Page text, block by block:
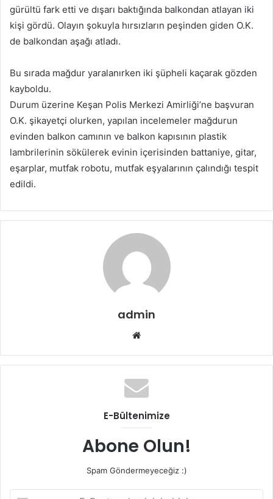
gürültü fark etti ve dışarı baktığında balkondan atlayan iki
kişi gördü. Olayın şokuyla hırsızların peşinden giden O.K.
de balkondan aşağı atladı.
Bu sırada mağdur yaralanırken iki şüpheli kaçarak gözden
kayboldu.
Durum üzerine Keşan Polis Merkezi Amirliği’ne başvuran
O.K. şikayetçi olurken, yapılan incelemeler mağdurun
evinden balkon camının ve balkon kapısının plastik
lambrilerinin sökülerek evinin içerisinden battaniye, gitar,
eşarplar, mutfak robotu, mutfak eşyalarının çalındığı tespit
edildi.
admin
Web
E-Bültenimize
Abone Olun!
Spam Göndermeyeceğiz :)